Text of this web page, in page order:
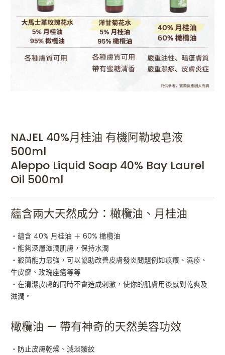
NAJEL 40%月桂油 有機阿勒坡皂液
500ml
Aleppo Liquid Soap 40% Bay Laurel
Oil 500ml
蘊含兩大天然成分：橄欖油、月桂油
・蘊含 40% 月桂油 ＋ 60% 橄欖油
・能夠深層滋潤肌膚，保持水潤
・殺菌能力最強，可以協助改善皮膚發炎問題例如痕癢、濕疹、
牛皮癬、玫瑰座瘡等等
・在清潔皮膚的同時不會造成刺激，使你的肌膚用後感到乾爽及
滋潤。
橄欖油 — 帶有神奇的天然美容功效
・防止皮膚乾燥、減淡皺紋